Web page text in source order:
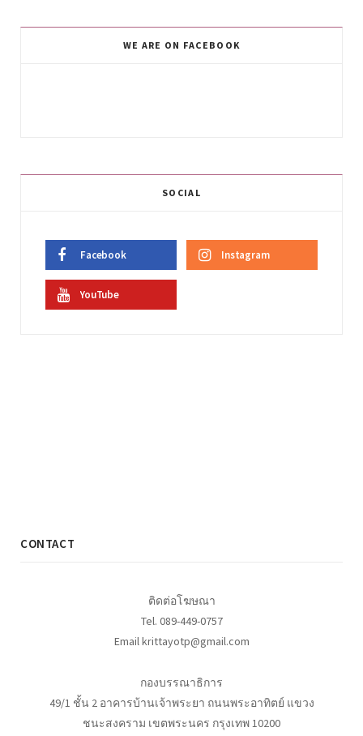
WE ARE ON FACEBOOK
SOCIAL
Facebook Instagram
YouTube
CONTACT
ติดต่อโฆษณา
Tel. 089-449-0757
Email krittayotp@gmail.com
กองบรรณาธิการ
49/1 ชั้น 2 อาคารบ้านเจ้าพระยา ถนนพระอาทิตย์ แขวง
ชนะสงคราม เขตพระนคร กรุงเทพ 10200